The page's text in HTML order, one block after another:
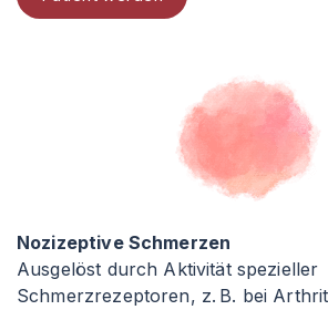
Nozizeptive Schmerzen
Ausgelöst durch Aktivität spezieller
Schmerzrezeptoren, z. B. bei